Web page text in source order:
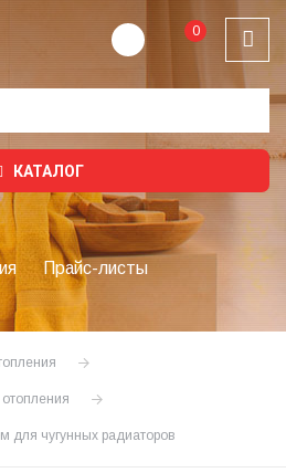
0
КАТАЛОГ
Прайс-листы
для чугунных радиаторов